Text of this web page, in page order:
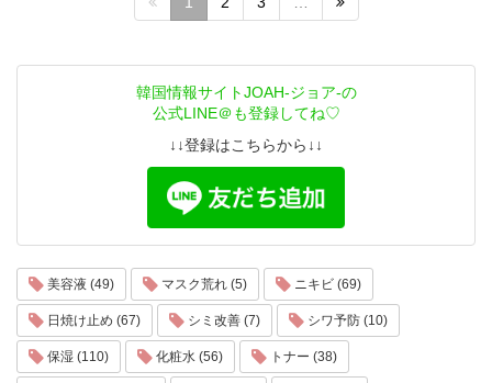
韓国情報サイトJOAH-ジョア-の
公式LINE＠も登録してね♡
↓↓登録はこちらから↓↓
美容液 (49) マスク荒れ (5) ニキビ (69)
日焼け止め (67) シミ改善 (7) シワ予防 (10)
保湿 (110) 化粧水 (56) トナー (38)